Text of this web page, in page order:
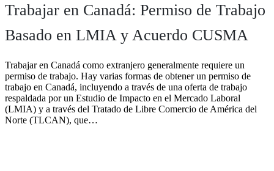
Trabajar en Canadá: Permiso de Trabajo
Basado en LMIA y Acuerdo CUSMA
Trabajar en Canadá como extranjero generalmente requiere un
permiso de trabajo. Hay varias formas de obtener un permiso de
trabajo en Canadá, incluyendo a través de una oferta de trabajo
respaldada por un Estudio de Impacto en el Mercado Laboral
(LMIA) y a través del Tratado de Libre Comercio de América del
Norte (TLCAN), que…